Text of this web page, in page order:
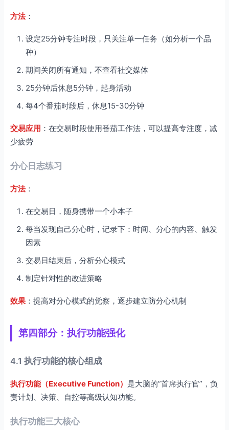
方法：
设定25分钟专注时段，只关注单一任务（如分析一个品
种）
期间关闭所有通知，不查看社交媒体
25分钟后休息5分钟，起身活动
每4个番茄时段后，休息15-30分钟
交易应用 ：在交易时段使用番茄工作法，可以提高专注度，减
少疲劳
分心日志练习
方法：
在交易日，随身携带一个小本子
每当发现自己分心时，记录下：时间、分心的内容、触发
因素
交易日结束后，分析分心模式
制定针对性的改进策略
效果 ：提高对分心模式的觉察，逐步建立防分心机制
第四部分：执行功能强化
4.1 执行功能的核心组成
执行功能（Executive Function） 是大脑的”首席执行官”，负
责计划、决策、自控等高级认知功能。
执行功能三大核心